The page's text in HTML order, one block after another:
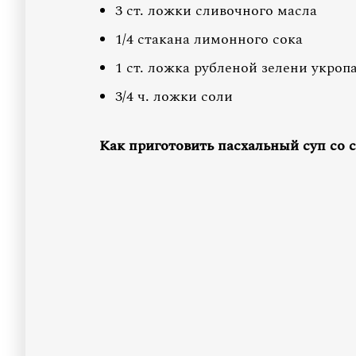
3 ст. ложки сливочного масла
1/4 стакана лимонного сока
1 ст. ложка рубленой зелени
3/4 ч. ложки соли
Как приготовить пасхальный суп со